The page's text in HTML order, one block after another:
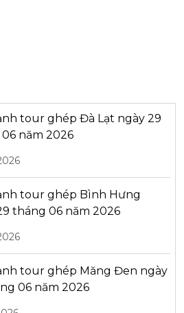
tour ghép Đà Lạt ngày 29
năm 2026
tour ghép Bình Hưng
tháng 06 năm 2026
tour ghép Măng Đen ngày
06 năm 2026